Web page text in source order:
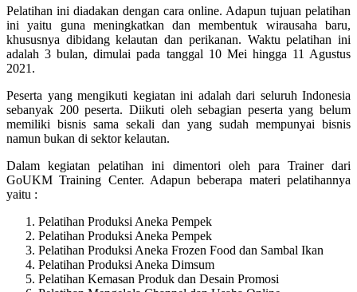
Pelatihan ini diadakan dengan cara online. Adapun tujuan pelatihan
ini yaitu guna meningkatkan dan membentuk wirausaha baru,
khususnya dibidang kelautan dan perikanan. Waktu pelatihan ini
adalah 3 bulan, dimulai pada tanggal 10 Mei hingga 11 Agustus
2021.
Peserta yang mengikuti kegiatan ini adalah dari seluruh Indonesia
sebanyak 200 peserta. Diikuti oleh sebagian peserta yang belum
memiliki bisnis sama sekali dan yang sudah mempunyai bisnis
namun bukan di sektor kelautan.
Dalam kegiatan pelatihan ini dimentori oleh para Trainer dari
GoUKM Training Center. Adapun beberapa materi pelatihannya
yaitu :
Pelatihan Produksi Aneka Pempek
Pelatihan Produksi Aneka Pempek
Pelatihan Produksi Aneka Frozen Food dan Sambal Ikan
Pelatihan Produksi Aneka Dimsum
Pelatihan Kemasan Produk dan Desain Promosi